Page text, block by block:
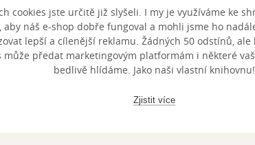
cookies jste určitě již slyšeli. I my je využíváme ke
aby náš e-shop dobře fungoval a mohli jsme ho
lepší a cílenější reklamu. Žádných 50 odstínů, ale
může předat marketingovým platformám i některé
bedlivě hlídáme. Jako naši vlastní knihovnu!
Zjistit více